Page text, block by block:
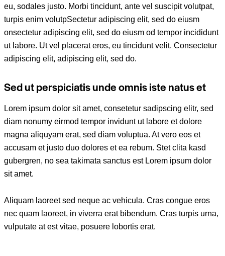
eu, sodales justo. Morbi tincidunt, ante vel suscipit volutpat,
turpis enim volutpSectetur adipiscing elit, sed do eiusm
onsectetur adipiscing elit, sed do eiusm od tempor incididunt
ut labore. Ut vel placerat eros, eu tincidunt velit. Consectetur
adipiscing elit, adipiscing elit, sed do.
Sed ut perspiciatis unde omnis iste natus et
Lorem ipsum dolor sit amet, consetetur sadipscing elitr, sed
diam nonumy eirmod tempor invidunt ut labore et dolore
magna aliquyam erat, sed diam voluptua. At vero eos et
accusam et justo duo dolores et ea rebum. Stet clita kasd
gubergren, no sea takimata sanctus est Lorem ipsum dolor
sit amet.
Aliquam laoreet sed neque ac vehicula. Cras congue eros
nec quam laoreet, in viverra erat bibendum. Cras turpis urna,
vulputate at est vitae, posuere lobortis erat.